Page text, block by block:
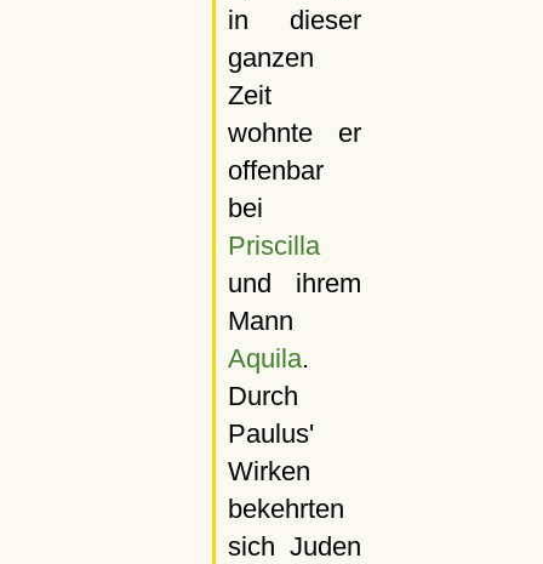
in dieser
ganzen
Zeit
wohnte er
offenbar
bei
Priscilla
und ihrem
Mann
Aquila.
Durch
Paulus'
Wirken
bekehrten
sich Juden